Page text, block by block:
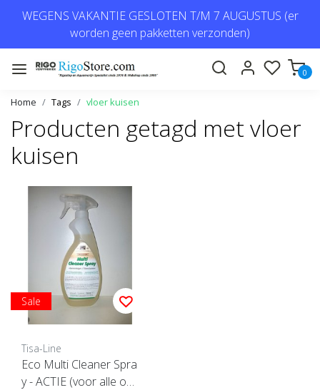
WEGENS VAKANTIE GESLOTEN T/M 7 AUGUSTUS (er
worden geen pakketten verzonden)
0
Home Tags vloer kuisen
Producten getagd met vloer
kuisen
Sale
Tisa-Line
Eco Multi Cleaner Spra
y - ACTIE (voor alle op